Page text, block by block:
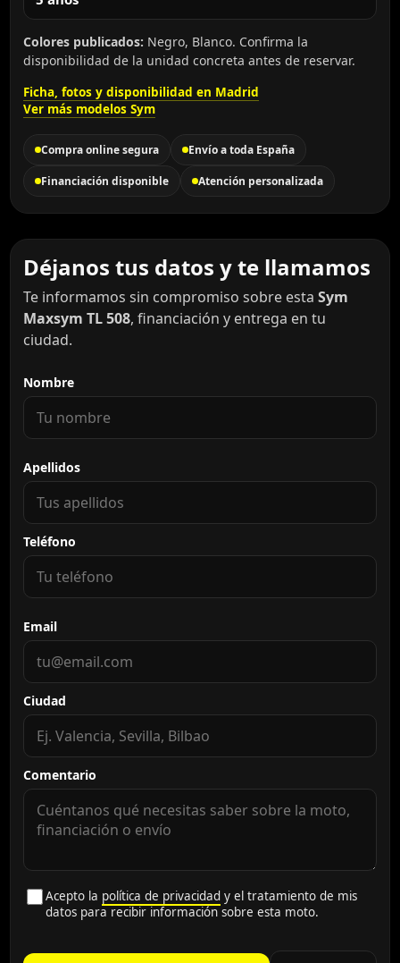
Colores publicados: Negro, Blanco. Confirma la
disponibilidad de la unidad concreta antes de reservar.
Ficha, fotos y disponibilidad en Madrid
Ver más modelos Sym
Compra online segura Envío a toda España
Financiación disponible Atención personalizada
Déjanos tus datos y te llamamos
Te informamos sin compromiso sobre esta Sym
Maxsym TL 508, financiación y entrega en tu
ciudad.
Nombre
Apellidos
Teléfono
Email
Ciudad
Comentario
Acepto la política de privacidad y el tratamiento de mis
datos para recibir información sobre esta moto.